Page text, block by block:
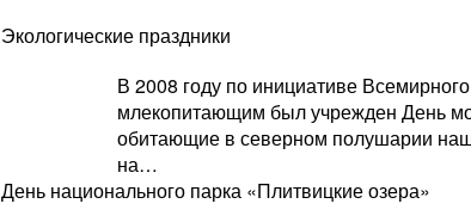
Экологические праздники
В 2008 году по инициативе
млекопитающим был учрежден День
обитающие в северном полушарии
на…
День национального парка «Плитвицкие озера»